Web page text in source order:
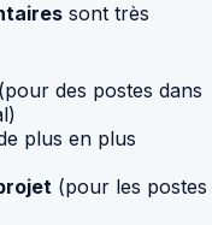
sont très
(pour des postes dans
plus en plus
(pour les postes